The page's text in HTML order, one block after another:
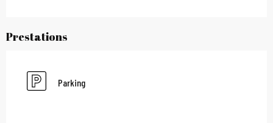
Prestations
Parking